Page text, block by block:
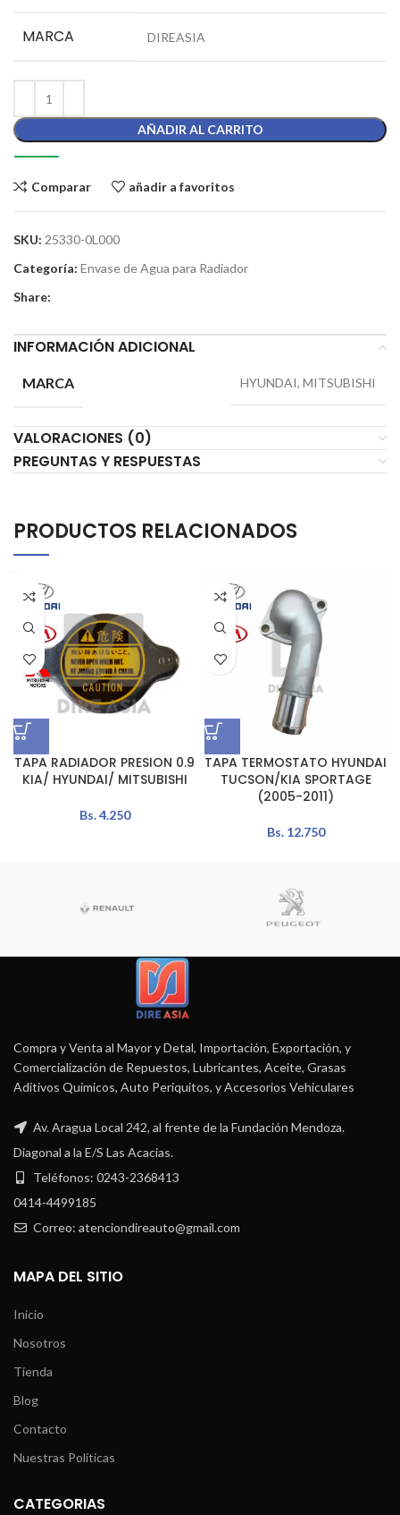
MARCA DIREASIA
AÑADIR AL CARRITO
Comparar añadir a favoritos
SKU: 25330-0L000
Categoría: Envase de Agua para Radiador
Share:
INFORMACIÓN ADICIONAL
MARCA HYUNDAI, MITSUBISHI
VALORACIONES (0)
PREGUNTAS Y RESPUESTAS
PRODUCTOS RELACIONADOS
TAPA RADIADOR PRESION 0.9
KIA/ HYUNDAI/ MITSUBISHI
Bs.4.250
TAPA TERMOSTATO HYUNDAI
TUCSON/KIA SPORTAGE
(2005-2011)
Bs.12.750
Compra y Venta al Mayor y Detal, Importación, Exportación, y
Comercialización de Repuestos, Lubricantes, Aceite, Grasas
Aditivos Químicos, Auto Periquitos, y Accesorios Vehiculares
Av. Aragua Local 242, al frente de la Fundación Mendoza.
Diagonal a la E/S Las Acacias.
Teléfonos: 0243-2368413
0414-4499185
Correo: atenciondireauto@gmail.com
MAPA DEL SITIO
Inicio
Nosotros
Tienda
Blog
Contacto
Nuestras Políticas
CATEGORIAS